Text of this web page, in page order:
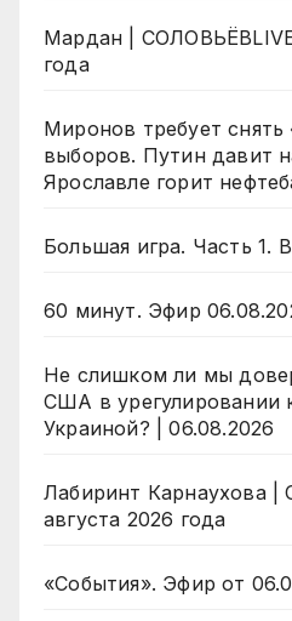
Мардан | СОЛОВЬЁВLIVE
года
Миронов требует снять
выборов. Путин давит
Ярославле горит
Большая игра. Часть 1.
60 минут. Эфир
Не слишком ли мы
США в урегулировании
Украиной? | 06.08.2026
Лабиринт Карнаухова
августа 2026 года
«События». Эфир от